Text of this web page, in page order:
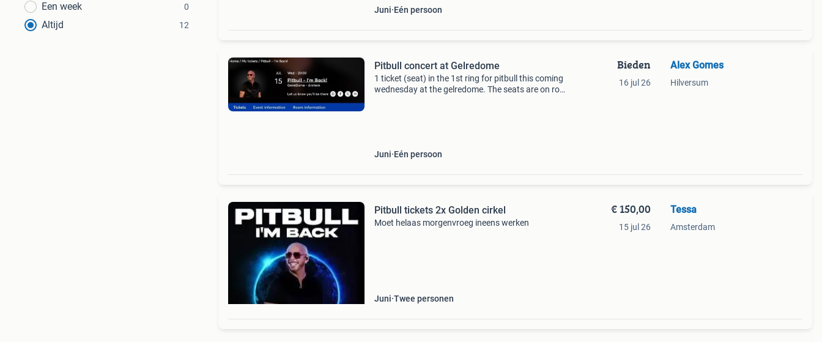
Een week 0
Altijd 12
Juni Eén persoon
Pitbull concert at Gelredome
1 ticket (seat) in the 1st ring for pitbull this coming
wednesday at the gelredome. The seats are on row
Juni Eén persoon
Bieden
16 jul 26
Alex Gomes
Hilversum
Pitbull tickets 2x Golden cirkel
Moet helaas morgenvroeg ineens werken
Juni Twee personen
€ 150,00
15 jul 26
Tessa
Amsterdam